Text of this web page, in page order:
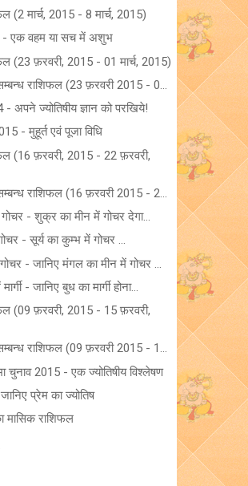
(2 मार्च, 2015 - 8 मार्च, 2015)
- एक वहम या सच में अशुभ
(23 फ़रवरी, 2015 - 01 मार्च, 2015)
राशिफल (23 फ़रवरी 2015 - 0...
- अपने ज्योतिषीय ज्ञान को परखिये!
- मुहूर्त एवं पूजा विधि
(16 फ़रवरी, 2015 - 22 फ़रवरी,
राशिफल (16 फ़रवरी 2015 - 2...
- शुक्र का मीन में गोचर देगा...
- सूर्य का कुम्भ में गोचर ...
- जानिए मंगल का मीन में गोचर ...
- जानिए बुध का मार्गी होना...
(09 फ़रवरी, 2015 - 15 फ़रवरी,
राशिफल (09 फ़रवरी 2015 - 1...
चुनाव 2015 - एक ज्योतिषीय विश्लेषण
प्रेम का ज्योतिष
मासिक राशिफल